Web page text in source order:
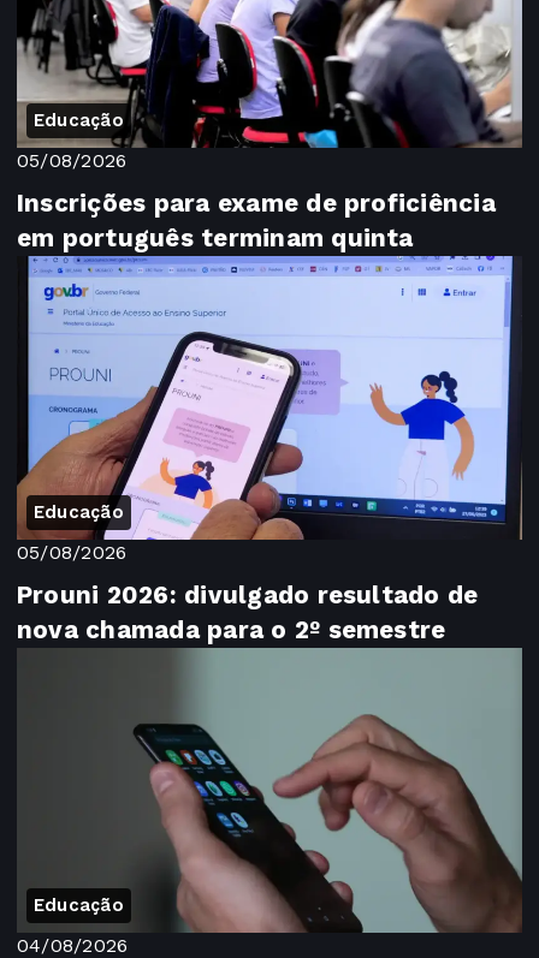
Educação
05/08/2026
Inscrições para exame de proficiência
em português terminam quinta
Educação
05/08/2026
Prouni 2026: divulgado resultado de
nova chamada para o 2º semestre
Educação
04/08/2026